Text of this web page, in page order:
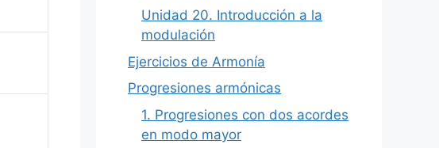
Unidad 20. Introducción a la
modulación
Ejercicios de Armonía
Progresiones armónicas
1. Progresiones con dos acordes
en modo mayor